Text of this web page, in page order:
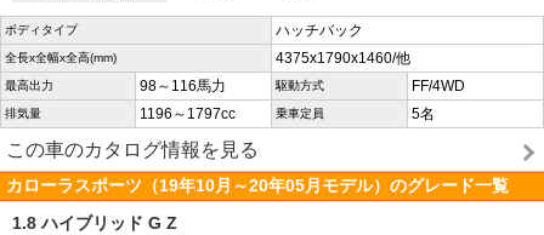
ボディタイプ ハッチバック
全長x全幅x全高(mm) 4375x1790x1460/他
最高出力 98～116馬力 駆動方式 FF/4WD
排気量 1196～1797cc 乗車定員 5名
この車のカタログ情報を見る
カローラスポーツ（19年10月～20年05月モデル）のグレード一覧
1.8 ハイブリッド G Z